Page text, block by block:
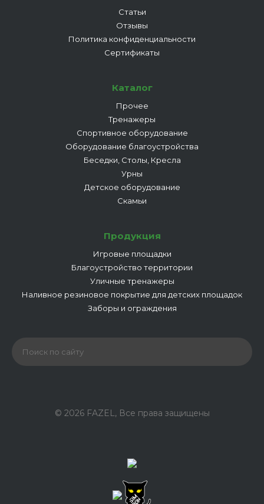
Статьи
Отзывы
Политика конфиденциальности
Сертификаты
Каталог
Прочее
Тренажеры
Спортивное оборудование
Оборудование благоустройства
Беседки, Столы, Кресла
Урны
Детское оборудование
Скамьи
Продукция
Игровые площадки
Благоустройство территории
Уличные тренажеры
Наливное резиновое покрытие для детских площадок
Заборы и ограждения
© 2026 FAZEL, Все права защищены